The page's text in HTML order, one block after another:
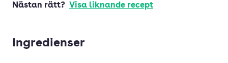
Nästan rätt? Visa liknande recept
Ingredienser